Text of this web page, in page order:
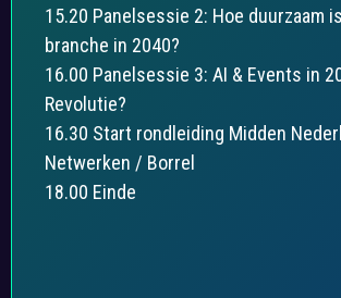
15.20 Panelsessie 2: Hoe duurzaam
branche in 2040?
16.00 Panelsessie 3: AI & Events in
Revolutie?
16.30 Start rondleiding Midden
Netwerken / Borrel
18.00 Einde